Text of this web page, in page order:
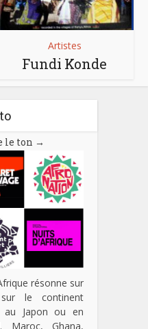
Artistes
Fundi Konde
le ton →
résonne sur
le continent
au Japon ou en
Maroc, Ghana,